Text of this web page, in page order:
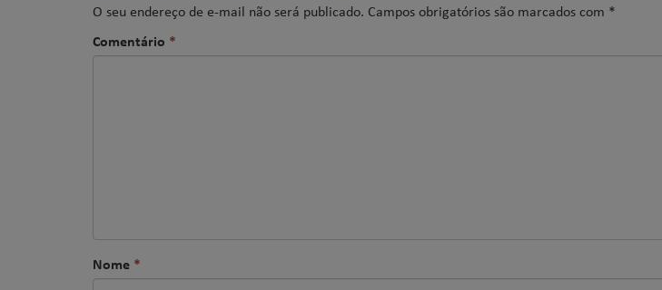
O seu endereço de e-mail não será publicado. Campos obrigatórios são marcados com *
Comentário *
Nome *